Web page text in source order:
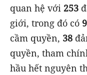
quan hệ với 253
giới, trong đó có
cầm quyền, 38
quyền, tham
hầu hết nguyên